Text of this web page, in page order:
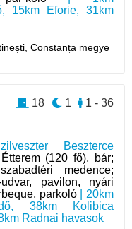
15km Eforie, 31km
Constanța megye
Beszterce
Étterem (120 fő), bár;
medence;
pavilon, nyári
parkoló| 20km
38km Kolibica
Radnai havasok
1 - 36
1
18